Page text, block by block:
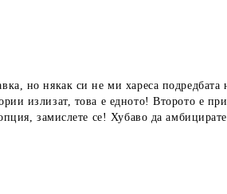
но някак си не ми хареса
излизат, това е едното! Второто е
замислете се! Хубаво да